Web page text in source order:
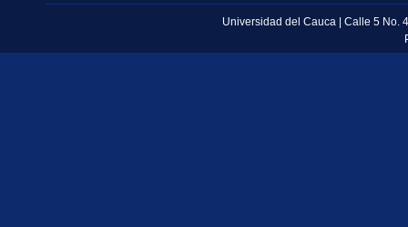
Universidad del Cauca | Calle 5 No.